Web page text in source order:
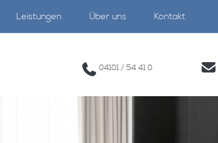
Leistungen Über uns Kontakt
04101 / 54 41 0